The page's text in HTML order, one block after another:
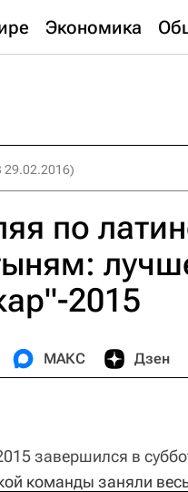
Экономика
29.02.2016)
по
2015
МАКС Дзен
завершился в
команды заняли